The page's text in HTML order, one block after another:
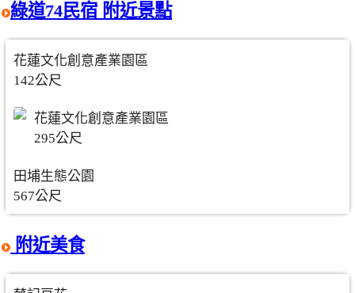
綠道74民宿 附近景點
花蓮文化創意產業園區
142公尺
花蓮文化創意產業園區
295公尺
田埔生態公園
567公尺
附近美食